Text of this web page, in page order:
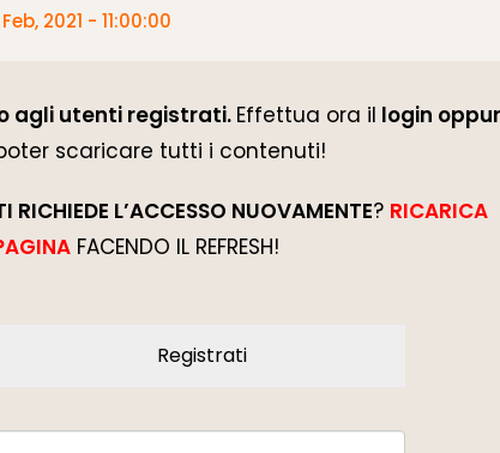
2021 - 11:00:00
agli utenti registrati. Effettua ora il login
scaricare tutti i contenuti!
RICHIEDE L’ACCESSO NUOVAMENTE? RICARICA
FACENDO IL REFRESH!
Registrati